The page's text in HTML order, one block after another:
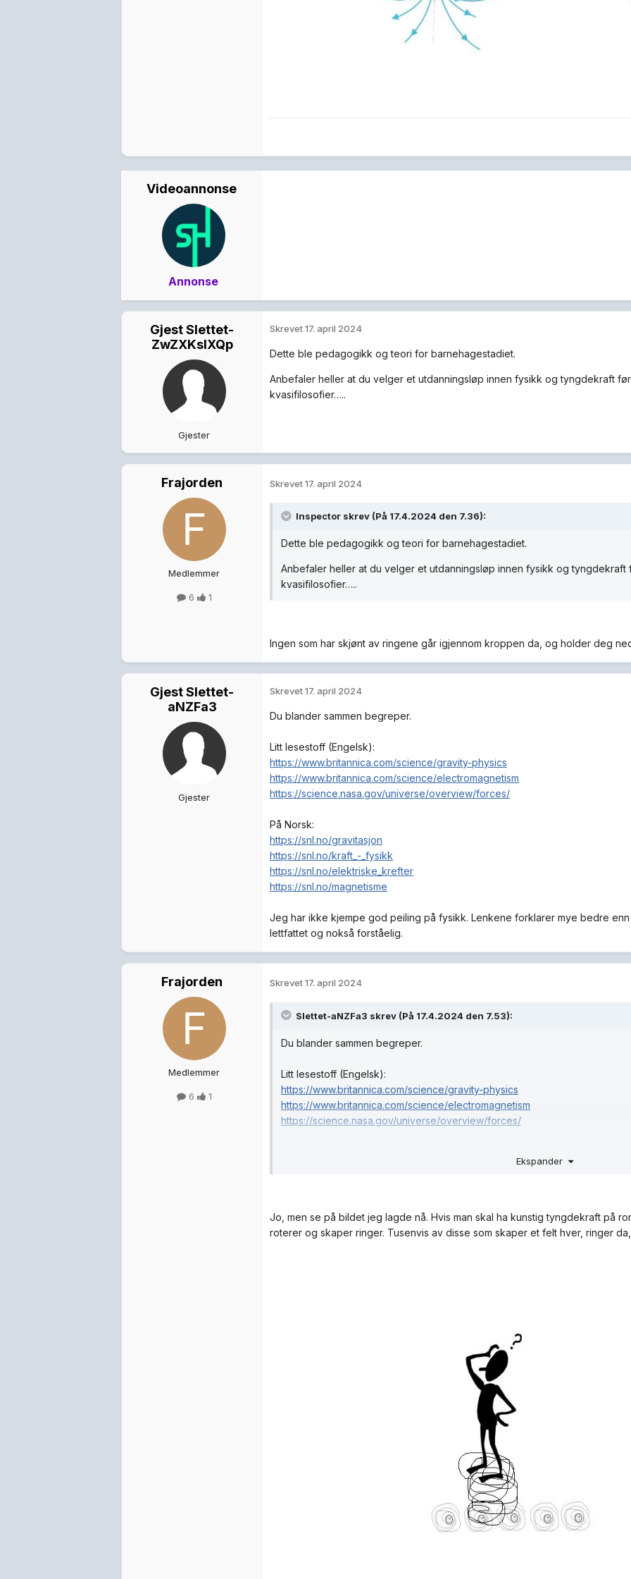
Videoannonse
Annonse
Gjest Slettet-
ZwZXKsIXQp
Gjester
Skrevet17. april 2024
Dette ble pedagogikk og teori for barnehagestadiet.
Anbefaler heller at du velger et utdanningsløp innen fysikk og tyngdekraft
kvasifilosofier…..
Frajorden
Medlemmer
6 1
Skrevet17. april 2024
Inspector skrev (På 17.4.2024 den 7.36):
Dette ble pedagogikk og teori for barnehagestadiet.
Anbefaler heller at du velger et utdanningsløp innen fysikk og
kvasifilosofier…..
Ingen som har skjønt av ringene går igjennom kroppen da, og holder deg
Gjest Slettet-
aNZFa3
Gjester
Skrevet17. april 2024
Du blander sammen begreper.
Litt lesestoff (Engelsk):
https://www.britannica.com/science/gravity-physics
https://www.britannica.com/science/electromagnetism
https://science.nasa.gov/universe/overview/forces/
På Norsk:
https://snl.no/gravitasjon
https://snl.no/kraft_-_fysikk
https://snl.no/elektriske_krefter
https://snl.no/magnetisme
Jeg har ikke kjempe god peiling på fysikk. Lenkene forklarer mye bedre
lettfattet og nokså forståelig.
Frajorden
Medlemmer
6 1
Skrevet17. april 2024
Slettet-aNZFa3 skrev (På 17.4.2024 den 7.53):
Du blander sammen begreper.
Litt lesestoff (Engelsk):
https://www.britannica.com/science/gravity-physics
https://www.britannica.com/science/electromagnetism
https://science.nasa.gov/universe/overview/forces/
https://snl.no/magnetisme
Ekspander
Jo, men se på bildet jeg lagde nå. Hvis man skal ha kunstig tyngdekraft på
roterer og skaper ringer. Tusenvis av disse som skaper et felt hver, ringer